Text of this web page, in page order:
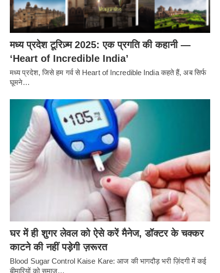
मध्य प्रदेश टूरिज़्म 2025: एक प्रगति की कहानी —
‘Heart of Incredible India’
मध्य प्रदेश, जिसे हम गर्व से Heart of Incredible India कहते हैं, अब सिर्फ
घूमने…
घर में ही शुगर लेवल को ऐसे करें मैनेज, डॉक्टर के चक्कर
काटने की नहीं पड़ेगी ज़रूरत
Blood Sugar Control Kaise Kare: आज की भागदौड़ भरी ज़िंदगी में कई
बीमारियों को समाज…